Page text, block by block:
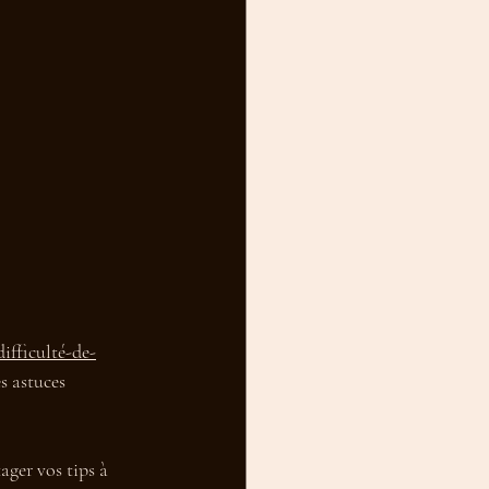
de-
astuces
vos tips à